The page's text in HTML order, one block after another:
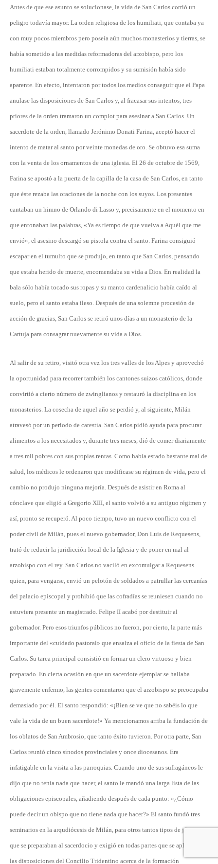
Antes de que ese asunto se solucionase, la vida de San Carlos corrió un
peligro todavía mayor. La orden religiosa de los humiliati, que contaba ya
con muy pocos miembros pero poseía aún muchos monasterios y tierras, se
había sometido a las medidas reformadoras del arzobispo, pero los
humiliati estaban totalmente corrompidos y su sumisión había sido
aparente. En efecto, intentaron por todos los medios conseguir que el Papa
anulase las disposiciones de San Carlos y, al fracasar sus intentos, tres
priores de la orden tramaron un complot para asesinar a San Carlos. Un
sacerdote de la orden, llamado Jerónimo Donati Farina, aceptó hacer el
intento de matar al santo por veinte monedas de oro. Se obtuvo esa suma
con la venta de los ornamentos de una iglesia. El 26 de octubre de 1569,
Farina se apostó a la puerta de la capilla de la casa de San Carlos, en tanto
que éste rezaba las oraciones de la noche con los suyos. Los presentes
cantaban un himno de Orlando di Lasso y, precisamente en el momento en
que entonaban las palabras, «Ya es tiempo de que vuelva a Aquél que me
envió», el asesino descargó su pistola contra el santo. Farina consiguió
escapar en el tumulto que se produjo, en tanto que San Carlos, pensando
que estaba herido de muerte, encomendaba su vida a Dios. En realidad la
bala sólo había tocado sus ropas y su manto cardenalicio había caído al
suelo, pero el santo estaba ileso. Después de una solemne procesión de
acción de gracias, San Carlos se retiró unos días a un monasterio de la
Cartuja para consagrar nuevamente su vida a Dios.
Al salir de su retiro, visitó otra vez los tres valles de los Alpes y aprovechó
la oportunidad para recorrer también los cantones suizos católicos, donde
convirtió a cierto número de zwinglianos y restauró la disciplina en los
monasterios. La cosecha de aquel año se perdió y, al siguiente, Milán
atravesó por un periodo de carestía. San Carlos pidió ayuda para procurar
alimentos a los necesitados y, durante tres meses, dió de comer diariamente
a tres mil pobres con sus propias rentas. Como había estado bastante mal de
salud, los médicos le ordenaron que modificase su régimen de vida, pero el
cambio no produjo ninguna mejoría. Después de asistir en Roma al
cónclave que eligió a Gregorio XIII, el santo volvió a su antiguo régimen y
así, pronto se recuperó. Al poco tiempo, tuvo un nuevo conflicto con el
poder civil de Milán, pues el nuevo gobernador, Don Luis de Requesens,
trató de reducir la juridicción local de la Iglesia y de poner en mal al
arzobispo con el rey. San Carlos no vaciló en excomulgar a Requesens
quien, para vengarse, envió un pelotón de soldados a patrullar las cercanías
del palacio episcopal y prohibió que las cofradías se reuniesen cuando no
estuviera presente un magistrado. Felipe II acabó por destituir al
gobernador. Pero esos triunfos públicos no fueron, por cierto, la parte más
importante del «cuidado pastoral» que ensalza el oficio de la fiesta de San
Carlos. Su tarea principal consistió en formar un clero virtuoso y bien
preparado. En cierta ocasión en que un sacerdote ejemplar se hallaba
gravemente enfermo, las gentes comentaron que el arzobispo se preocupaba
demasiado por él. El santo respondió: «¡Bien se ve que no sabéis lo que
vale la vida de un buen sacerdote!» Ya mencionamos arriba la fundación de
los oblatos de San Ambrosio, que tanto éxito tuvieron. Por otra parte, San
Carlos reunió cinco sínodos provinciales y once diocesanos. Era
infatigable en la visita a las parroquias. Cuando uno de sus sufragáneos le
dijo que no tenía nada que hacer, el santo le mandó una larga lista de las
obligaciones episcopales, añadiendo después de cada punto: «¿Cómo
puede decir un obispo que no tiene nada que hacer?» El santo fundó tres
seminarios en la arqudiócesis de Milán, para otros tantos tipos de jóvenes
que se preparaban al sacerdocio y exigió en todas partes que se aplicasen
las disposiciones del Concilio Tridentino acerca de la formación